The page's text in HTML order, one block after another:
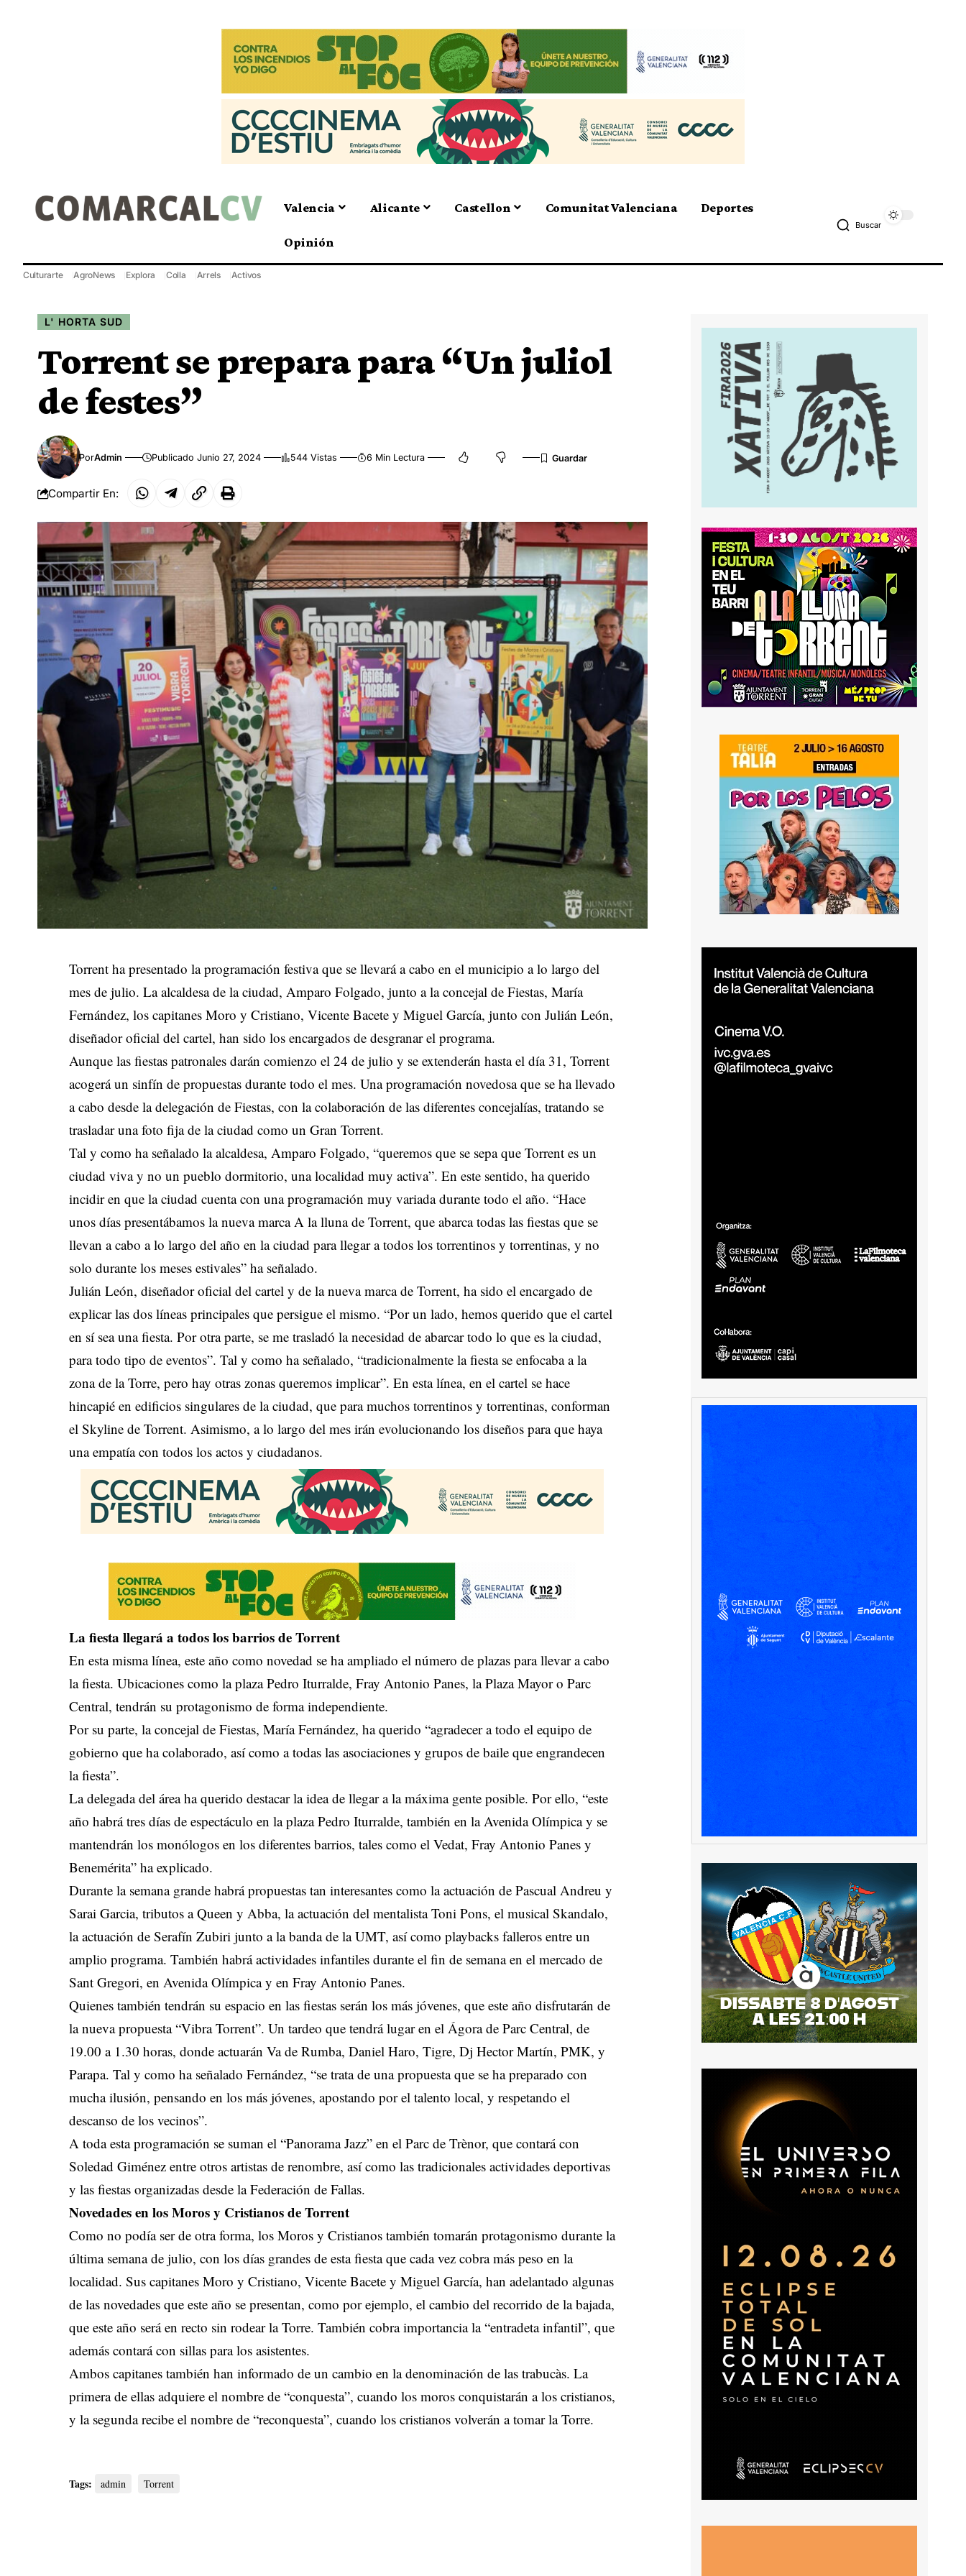
Valencia Alicante Castellon Comunitat Valenciana Deportes
Opinión
Buscar
Culturarte AgroNews Explora Colla Arrels Activos
L' HORTA SUD
Torrent se prepara para “Un juliol
de festes”
PorAdmin Publicado Junio 27, 2024 544 Vistas 6 Min Lectura
Compartir En:
Torrent ha presentado la programación festiva que se llevará a cabo en el municipio a lo largo del
mes de julio. La alcaldesa de la ciudad, Amparo Folgado, junto a la concejal de Fiestas, María
Fernández, los capitanes Moro y Cristiano, Vicente Bacete y Miguel García, junto con Julián León,
diseñador oficial del cartel, han sido los encargados de desgranar el programa.
Aunque las fiestas patronales darán comienzo el 24 de julio y se extenderán hasta el día 31, Torrent
acogerá un sinfín de propuestas durante todo el mes. Una programación novedosa que se ha llevado
a cabo desde la delegación de Fiestas, con la colaboración de las diferentes concejalías, tratando se
trasladar una foto fija de la ciudad como un Gran Torrent.
Tal y como ha señalado la alcaldesa, Amparo Folgado, “queremos que se sepa que Torrent es un
ciudad viva y no un pueblo dormitorio, una localidad muy activa”. En este sentido, ha querido
incidir en que la ciudad cuenta con una programación muy variada durante todo el año. “Hace
unos días presentábamos la nueva marca A la lluna de Torrent, que abarca todas las fiestas que se
llevan a cabo a lo largo del año en la ciudad para llegar a todos los torrentinos y torrentinas, y no
solo durante los meses estivales” ha señalado.
Julián León, diseñador oficial del cartel y de la nueva marca de Torrent, ha sido el encargado de
explicar las dos líneas principales que persigue el mismo. “Por un lado, hemos querido que el cartel
en sí sea una fiesta. Por otra parte, se me trasladó la necesidad de abarcar todo lo que es la ciudad,
para todo tipo de eventos”. Tal y como ha señalado, “tradicionalmente la fiesta se enfocaba a la
zona de la Torre, pero hay otras zonas queremos implicar”. En esta línea, en el cartel se hace
hincapié en edificios singulares de la ciudad, que para muchos torrentinos y torrentinas, conforman
el Skyline de Torrent. Asimismo, a lo largo del mes irán evolucionando los diseños para que haya
una empatía con todos los actos y ciudadanos.
La fiesta llegará a todos los barrios de Torrent
En esta misma línea, este año como novedad se ha ampliado el número de plazas para llevar a cabo
la fiesta. Ubicaciones como la plaza Pedro Iturralde, Fray Antonio Panes, la Plaza Mayor o Parc
Central, tendrán su protagonismo de forma independiente.
Por su parte, la concejal de Fiestas, María Fernández, ha querido “agradecer a todo el equipo de
gobierno que ha colaborado, así como a todas las asociaciones y grupos de baile que engrandecen
la fiesta”.
La delegada del área ha querido destacar la idea de llegar a la máxima gente posible. Por ello, “este
año habrá tres días de espectáculo en la plaza Pedro Iturralde, también en la Avenida Olímpica y se
mantendrán los monólogos en los diferentes barrios, tales como el Vedat, Fray Antonio Panes y
Benemérita” ha explicado.
Durante la semana grande habrá propuestas tan interesantes como la actuación de Pascual Andreu y
Sarai Garcia, tributos a Queen y Abba, la actuación del mentalista Toni Pons, el musical Skandalo,
la actuación de Serafín Zubiri junto a la banda de la UMT, así como playbacks falleros entre un
amplio programa. También habrá actividades infantiles durante el fin de semana en el mercado de
Sant Gregori, en Avenida Olímpica y en Fray Antonio Panes.
Quienes también tendrán su espacio en las fiestas serán los más jóvenes, que este año disfrutarán de
la nueva propuesta “Vibra Torrent”. Un tardeo que tendrá lugar en el Ágora de Parc Central, de
19.00 a 1.30 horas, donde actuarán Va de Rumba, Daniel Haro, Tigre, Dj Hector Martín, PMK, y
Parapa. Tal y como ha señalado Fernández, “se trata de una propuesta que se ha preparado con
mucha ilusión, pensando en los más jóvenes, apostando por el talento local, y respetando el
descanso de los vecinos”.
A toda esta programación se suman el “Panorama Jazz” en el Parc de Trènor, que contará con
Soledad Giménez entre otros artistas de renombre, así como las tradicionales actividades deportivas
y las fiestas organizadas desde la Federación de Fallas.
Novedades en los Moros y Cristianos de Torrent
Como no podía ser de otra forma, los Moros y Cristianos también tomarán protagonismo durante la
última semana de julio, con los días grandes de esta fiesta que cada vez cobra más peso en la
localidad. Sus capitanes Moro y Cristiano, Vicente Bacete y Miguel García, han adelantado algunas
de las novedades que este año se presentan, como por ejemplo, el cambio del recorrido de la bajada,
que este año será en recto sin rodear la Torre. También cobra importancia la “entradeta infantil”, que
además contará con sillas para los asistentes.
Ambos capitanes también han informado de un cambio en la denominación de las trabucàs. La
primera de ellas adquiere el nombre de “conquesta”, cuando los moros conquistarán a los cristianos,
y la segunda recibe el nombre de “reconquesta”, cuando los cristianos volverán a tomar la Torre.
Tags: admin Torrent